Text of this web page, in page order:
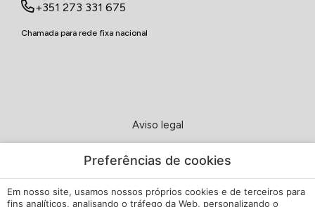
+351 273 331 675
Chamada para rede fixa nacional
Aviso legal
Política de Privacidade
Política de cookies
Preferências de cookies
Em nosso site, usamos nossos próprios cookies e de terceiros para
fins analíticos, analisando o tráfego da Web, personalizando o